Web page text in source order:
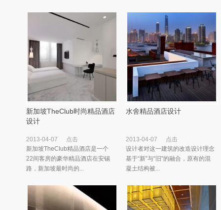
新加坡TheClub时尚精品酒店
设计
2013-04-07
点击
新加坡TheClub精品酒店是一个
22间客房的豪华精品酒店在安锡
路，新加坡最时尚的...
水舍精品酒店设计
2013-04-07
点击
设计者对这一建筑的改造设计理念
基于“新”与“旧”的融合，原有的混
凝土结构被...